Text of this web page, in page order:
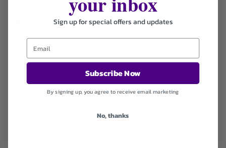
Popularity
Ending Soon
Expired
Sign up for special offers and updates
Subscribe Now
By signing up, you agree to receive email marketing
No, thanks